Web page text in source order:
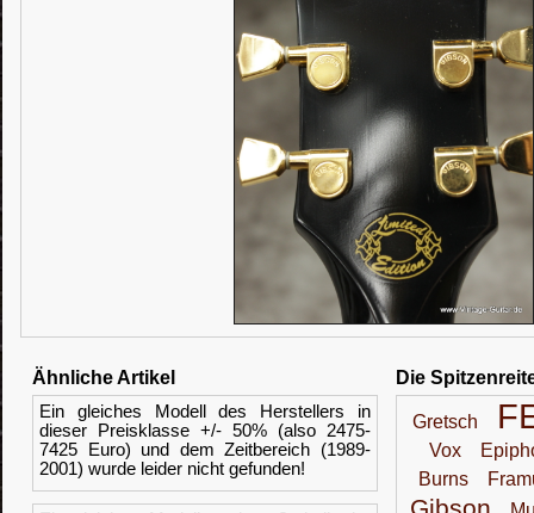
Ähnliche Artikel
Ein gleiches Modell des Herstellers in
dieser Preisklasse +/- 50% (also 2475-
7425 Euro) und dem Zeitbereich (1989-
2001) wurde leider nicht gefunden!
Die
Gretsch
Vox
Burns